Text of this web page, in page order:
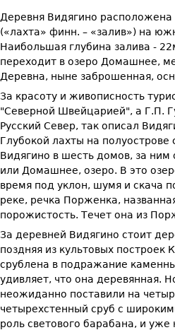
Деревня Видягино расположена
(«лахта» финн. – «залив») на
Наибольшая глубина залива -
переходит в озеро Домашнее,
Деревна, ныне заброшенная,
За красоту и живописность
"Северной Швейцарией", а Г.П.
Русский Север, так описал
Глубокой лахты на полуострове
Видягино в шесть домов, за ним
или Домашнее, озеро. В это
время под уклон, шумя и скача
реке, речка Порженка,
порожистость. Течет она из
За деревней Видягино стоит
поздняя из культовых построек
срублена в подражание
удивляет, что она деревянная.
неожиданно поставили на
четырехстенный сруб с
роль светового барабана, и уже